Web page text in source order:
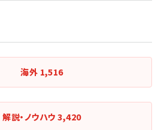
海外 1,516
解説・ノウハウ3,420